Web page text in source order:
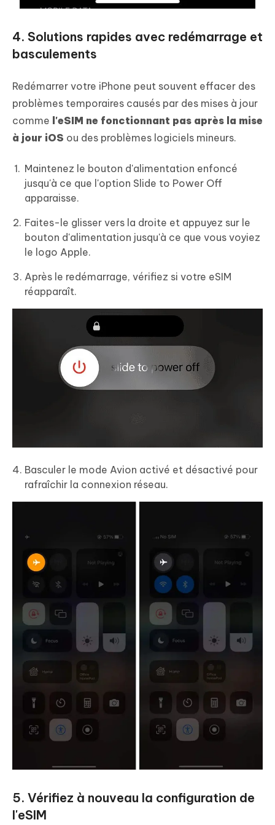
4. Solutions rapides avec redémarrage et
basculements
Redémarrer votre iPhone peut souvent effacer des
problèmes temporaires causés par des mises à jour
comme l'eSIM ne fonctionnant pas après la mise
à jour iOS ou des problèmes logiciels mineurs.
Maintenez le bouton d'alimentation enfoncé
jusqu'à ce que l'option Slide to Power Off
apparaisse.
Faites-le glisser vers la droite et appuyez sur le
bouton d'alimentation jusqu'à ce que vous voyiez
le logo Apple.
Après le redémarrage, vérifiez si votre eSIM
réapparaît.
Basculer le mode Avion activé et désactivé pour
rafraîchir la connexion réseau.
5. Vérifiez à nouveau la configuration de
l'eSIM